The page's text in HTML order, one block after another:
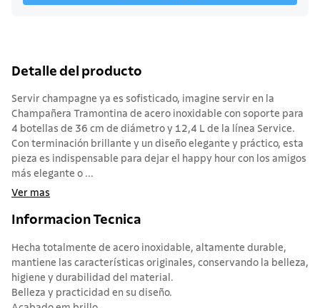
Detalle del producto
Servir champagne ya es sofisticado, imagine servir en la
Champañera Tramontina de acero inoxidable con soporte para
4 botellas de 36 cm de diámetro y 12,4 L de la línea Service.
Con terminación brillante y un diseño elegante y práctico, esta
pieza es indispensable para dejar el happy hour con los amigos
más elegante o ...
Ver mas
Informacion Tecnica
Hecha totalmente de acero inoxidable, altamente durable,
mantiene las características originales, conservando la belleza,
higiene y durabilidad del material.
Belleza y practicidad en su diseño.